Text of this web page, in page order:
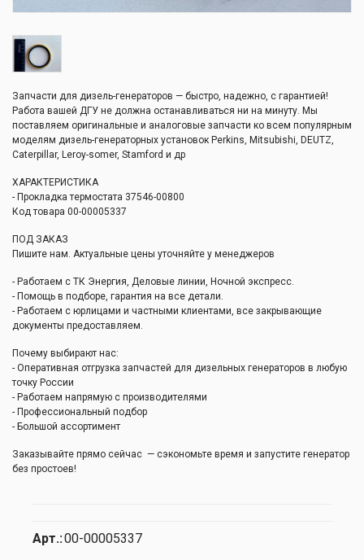
Запчасти для дизель-генераторов — быстро, надежно, с гарантией!
Работа вашей ДГУ не должна останавливаться ни на минуту. Мы
поставляем оригинальные и аналоговые запчасти ко всем популярным
моделям дизель-генераторных установок Perkins, Mitsubishi, DEUTZ,
Caterpillar, Leroy-somer, Stamford и др
ХАРАКТЕРИСТИКА
- Прокладка термостата 37546-00800
Код товара 00-00005337
ПОД ЗАКАЗ
Пишите нам. Актуальные цены уточняйте у менеджеров
- Работаем с ТК Энергия, Деловые линии, Ночной экспресс.
- Помощь в подборе, гарантия на все детали.
- Работаем с юрлицами и частными клиентами, все закрывающие
документы предоставляем.
Почему выбирают нас:
- Оперативная отгрузка запчастей для дизельных генераторов в любую
точку России
- Работаем напрямую с производителями
- Профессиональный подбор
- Большой ассортимент
Заказывайте прямо сейчас — сэкономьте время и запустите генератор
без простоев!
Арт.:00-00005337